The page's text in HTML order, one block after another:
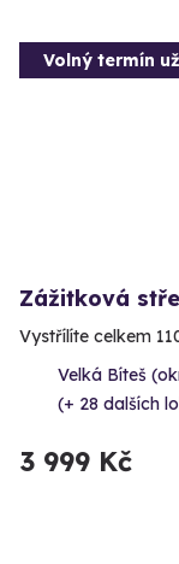
Volný termín
Zážitková
Vystřílíte celkem
Velká Bíteš
(+ 28 dalších
3 999 Kč